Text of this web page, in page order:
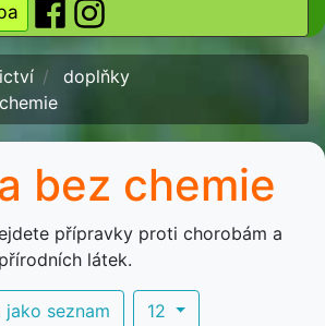
doplňky
bez chemie
přípravky proti chorobám a
látek.
seznam 12